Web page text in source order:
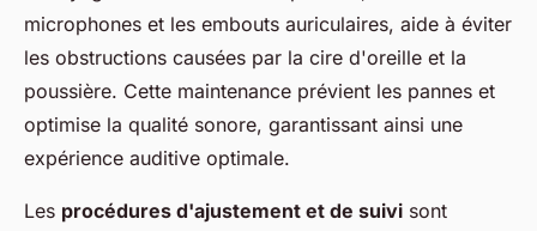
microphones et les embouts auriculaires, aide à éviter
les obstructions causées par la cire d'oreille et la
poussière. Cette maintenance prévient les pannes et
optimise la qualité sonore, garantissant ainsi une
expérience auditive optimale.
Les procédures d'ajustement et de suivi sont